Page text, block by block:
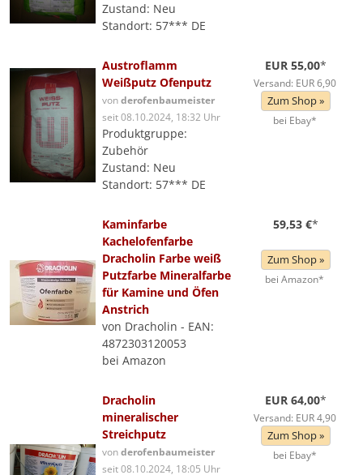
Zustand: Neu
Standort: 57*** DE
Austroflamm
Weißputz Ofenputz
vonderofenbaumeister
seit 08.10.2024, 18:32 Uhr
Produktgruppe:
Zubehör
Zustand: Neu
Standort: 57*** DE
EUR 55,00*
Versand: EUR 6,90
Zum Shop »
bei Ebay*
Kaminfarbe
Kachelofenfarbe
Dracholin Farbe weiß
Putzfarbe Mineralfarbe
für Kamine und Öfen
Anstrich
von Dracholin - EAN:
4872303120053
bei Amazon
59,53 €*
Zum Shop »
bei Amazon*
Dracholin
mineralischer
Streichputz
vonderofenbaumeister
seit 08.10.2024, 18:05 Uhr
EUR 64,00*
Versand: EUR 4,90
Zum Shop »
bei Ebay*